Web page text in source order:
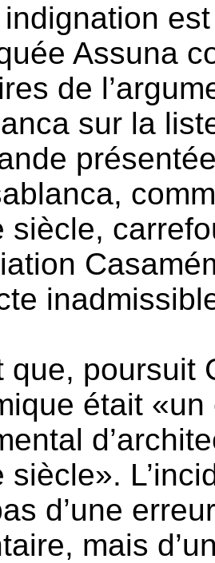
Assuna
de
sur la
siècle,
que, poursuit
était
siècle».
d’une
mais